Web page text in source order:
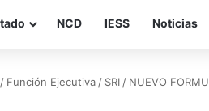
NCD IESS Noticias
/ Función Ejecutiva / SRI / NUEVO